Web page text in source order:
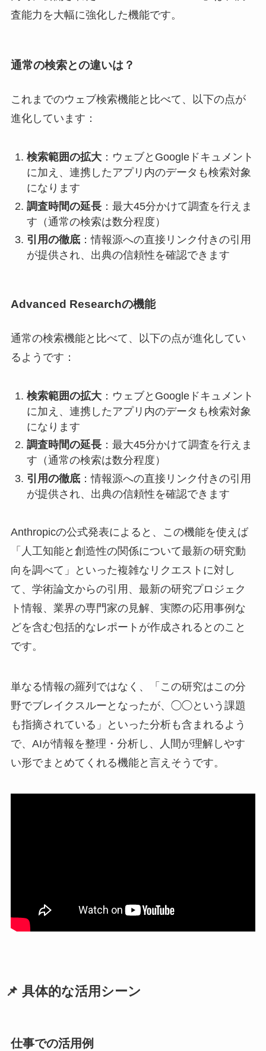
査能力を大幅に強化した機能です。
通常の検索との違いは？
これまでのウェブ検索機能と比べて、以下の点が
進化しています：
検索範囲の拡大：ウェブとGoogleドキュメント
に加え、連携したアプリ内のデータも検索対象
になります
調査時間の延長：最大45分かけて調査を行えま
す（通常の検索は数分程度）
引用の徹底：情報源への直接リンク付きの引用
が提供され、出典の信頼性を確認できます
Advanced Researchの機能
通常の検索機能と比べて、以下の点が進化してい
るようです：
検索範囲の拡大：ウェブとGoogleドキュメント
に加え、連携したアプリ内のデータも検索対象
になります
調査時間の延長：最大45分かけて調査を行えま
す（通常の検索は数分程度）
引用の徹底：情報源への直接リンク付きの引用
が提供され、出典の信頼性を確認できます
Anthropicの公式発表によると、この機能を使えば
「人工知能と創造性の関係について最新の研究動
向を調べて」といった複雑なリクエストに対し
て、学術論文からの引用、最新の研究プロジェク
ト情報、業界の専門家の見解、実際の応用事例な
どを含む包括的なレポートが作成されるとのこと
です。
単なる情報の羅列ではなく、「この研究はこの分
野でブレイクスルーとなったが、◯◯という課題
も指摘されている」といった分析も含まれるよう
で、AIが情報を整理・分析し、人間が理解しやす
い形でまとめてくれる機能と言えそうです。
📌 具体的な活用シーン
仕事での活用例